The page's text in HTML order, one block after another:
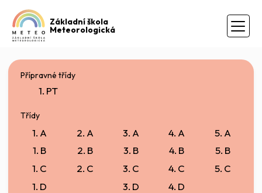
Základní škola
Meteorologická
Přípravné třídy
1. PT
Třídy
1. A
1. B
1. C
1. D
2. A
2. B
2. C
3. A
3. B
3. C
3. D
4. A
4. B
4. C
4. D
5. A
5. B
5. C